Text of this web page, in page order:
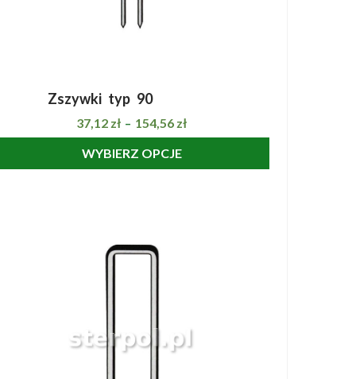
Zszywki typ 90
37,12 zł – 154,56 zł
WYBIERZ OPCJE